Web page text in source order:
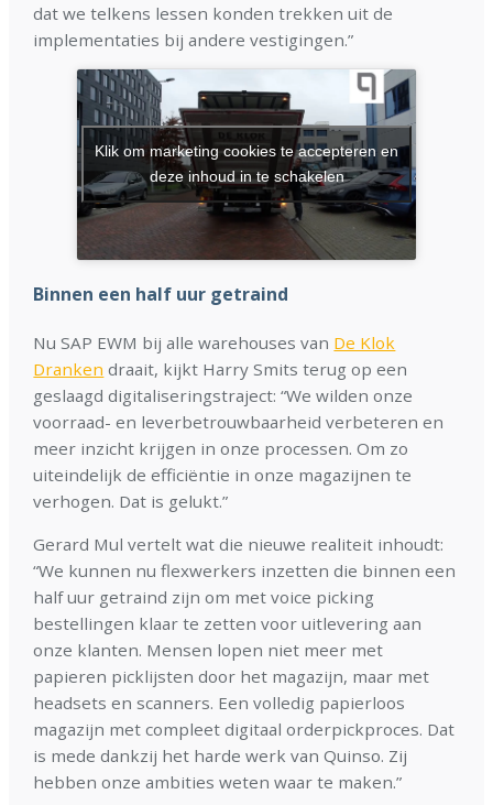
dat we telkens lessen konden trekken uit de
implementaties bij andere vestigingen.”
Klik om marketing cookies te accepteren en
deze inhoud in te schakelen
Binnen een half uur getraind
Nu SAP EWM bij alle warehouses van De Klok
Dranken draait, kijkt Harry Smits terug op een
geslaagd digitaliseringstraject: “We wilden onze
voorraad- en leverbetrouwbaarheid verbeteren en
meer inzicht krijgen in onze processen. Om zo
uiteindelijk de efficiëntie in onze magazijnen te
verhogen. Dat is gelukt.”
Gerard Mul vertelt wat die nieuwe realiteit inhoudt:
“We kunnen nu flexwerkers inzetten die binnen een
half uur getraind zijn om met voice picking
bestellingen klaar te zetten voor uitlevering aan
onze klanten. Mensen lopen niet meer met
papieren picklijsten door het magazijn, maar met
headsets en scanners. Een volledig papierloos
magazijn met compleet digitaal orderpickproces. Dat
is mede dankzij het harde werk van Quinso. Zij
hebben onze ambities weten waar te maken.”